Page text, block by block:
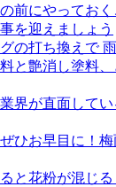
前にやってお
を迎えましょう
の打ち換えで
と艶消し塗料
界が直面して
ひお早目に！
ると花粉が混じ